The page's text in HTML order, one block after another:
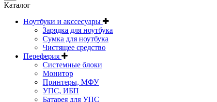
Каталог
Ноутбуки и акссесуары
Зарядка для ноутбука
Сумка для ноутбука
Чистящее средство
Переферия
Системные блоки
Монитор
Принтеры, МФУ
УПС, ИБП
Батарея для УПС